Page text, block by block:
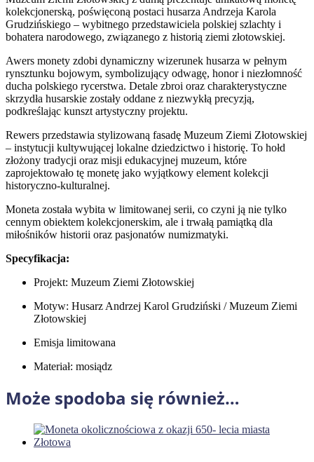
Złotowskiej
kolekcjonerską, poświęconą postaci husarza Andrzeja Karola
Grudzińskiego – wybitnego przedstawiciela polskiej szlachty i
bohatera narodowego, związanego z historią ziemi złotowskiej.
Awers monety zdobi dynamiczny wizerunek husarza w pełnym
rynsztunku bojowym, symbolizujący odwagę, honor i niezłomność
ducha polskiego rycerstwa. Detale zbroi oraz charakterystyczne
skrzydła husarskie zostały oddane z niezwykłą precyzją,
podkreślając kunszt artystyczny projektu.
Rewers przedstawia stylizowaną fasadę Muzeum Ziemi Złotowskiej
– instytucji kultywującej lokalne dziedzictwo i historię. To hołd
złożony tradycji oraz misji edukacyjnej muzeum, które
zaprojektowało tę monetę jako wyjątkowy element kolekcji
historyczno-kulturalnej.
Moneta została wybita w limitowanej serii, co czyni ją nie tylko
cennym obiektem kolekcjonerskim, ale i trwałą pamiątką dla
miłośników historii oraz pasjonatów numizmatyki.
Specyfikacja:
Projekt: Muzeum Ziemi Złotowskiej
Motyw: Husarz Andrzej Karol Grudziński / Muzeum Ziemi
Złotowskiej
Emisja limitowana
Materiał: mosiądz
Może spodoba się również…